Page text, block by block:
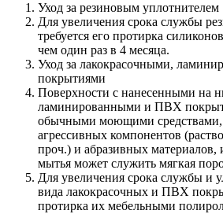
Уход за резиновым уплотнителем
Для увеличения срока службы
требуется его протирка
чем один раз в 4 месяца.
Уход за лакокрасочными,
покрытиями
Поверхности с нанесенными на
ламинированными и ПВХ
обычными моющими
агрессивных компонентов
проч.) и абразивных материалов,
мытья может служить мягкая
Для увеличения срока службы и
вида лакокрасочных и ПВХ
протирка их мебельными